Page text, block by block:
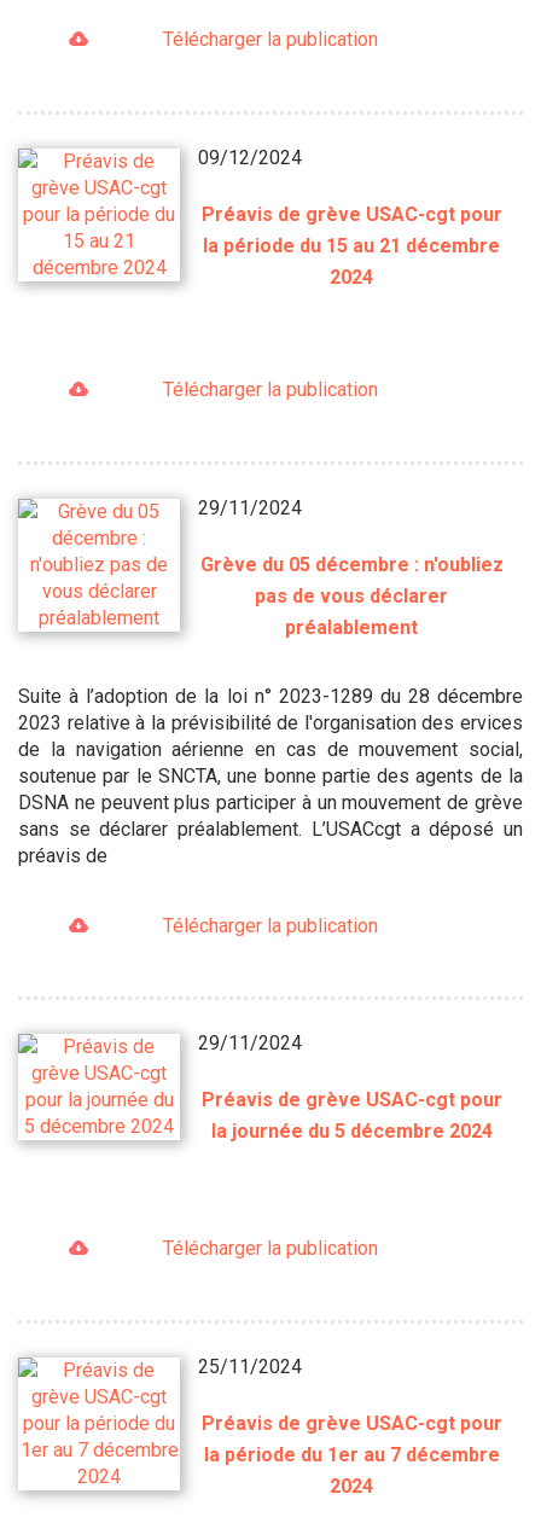
Télécharger la publication
09/12/2024
Préavis de grève USAC-cgt pour
la période du 15 au 21 décembre
2024
Télécharger la publication
29/11/2024
Grève du 05 décembre : n'oubliez
pas de vous déclarer
préalablement
Suite à l’adoption de la loi n° 2023-1289 du 28 décembre
2023 relative à la prévisibilité de l'organisation des ervices
de la navigation aérienne en cas de mouvement social,
soutenue par le SNCTA, une bonne partie des agents de la
DSNA ne peuvent plus participer à un mouvement de grève
sans se déclarer préalablement. L’USACcgt a déposé un
préavis de
Télécharger la publication
29/11/2024
Préavis de grève USAC-cgt pour
la journée du 5 décembre 2024
Télécharger la publication
25/11/2024
Préavis de grève USAC-cgt pour
la période du 1er au 7 décembre
2024